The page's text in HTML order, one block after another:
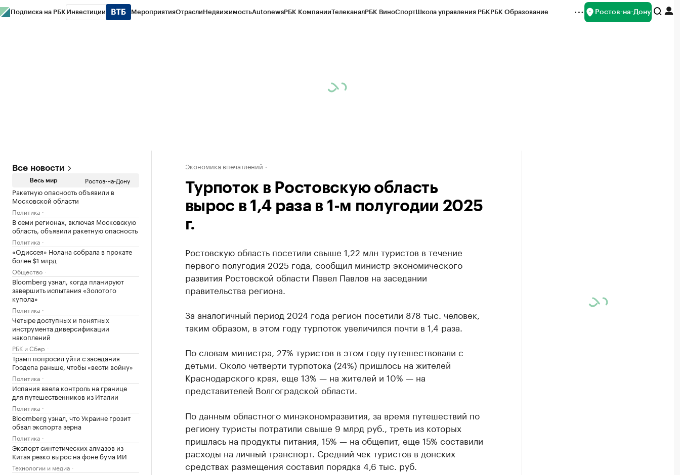
Подписка на РБК Инвестиции МероприятияОтраслиНедвижимостьAutonewsРБК КомпанииТелеканалРБК ВиноСпортШкола управления РБКРБК Образование Ростов-на-Дону
Все новости
Весь мир Ростов-на-Дону
Ракетную опасность объявили в
Московской области
Политика
В семи регионах, включая Московскую
область, объявили ракетную опасность
Политика
«Одиссея» Нолана собрала в прокате
более $1 млрд
Общество
Bloomberg узнал, когда планируют
завершить испытания «Золотого
купола»
Политика
Четыре доступных и понятных
инструмента диверсификации
накоплений
РБК и Сбер
Трамп попросил уйти с заседания
Госдепа раньше, чтобы «вести войну»
Политика
Испания ввела контроль на границе
для путешественников из Италии
Политика
Bloomberg узнал, что Украине грозит
обвал экспорта зерна
Политика
Экспорт синтетических алмазов из
Китая резко вырос на фоне бума ИИ
Технологии и медиа
Экономика впечатлений
Турпоток в Ростовскую область
вырос в 1,4 раза в 1-м полугодии 2025
г.
Ростовскую область посетили свыше 1,22 млн туристов в течение
первого полугодия 2025 года, сообщил министр экономического
развития Ростовской области Павел Павлов на заседании
правительства региона.
За аналогичный период 2024 года регион посетили 878 тыс. человек,
таким образом, в этом году турпоток увеличился почти в 1,4 раза.
По словам министра, 27% туристов в этом году путешествовали с
детьми. Около четверти турпотока (24%) пришлось на жителей
Краснодарского края, еще 13% — на жителей и 10% — на
представителей Волгоградской области.
По данным областного минэкономразвития, за время путешествий по
региону туристы потратили свыше 9 млрд руб., треть из которых
пришлась на продукты питания, 15% — на общепит, еще 15% составили
расходы на личный транспорт. Средний чек туристов в донских
средствах размещения составил порядка 4,6 тыс. руб.